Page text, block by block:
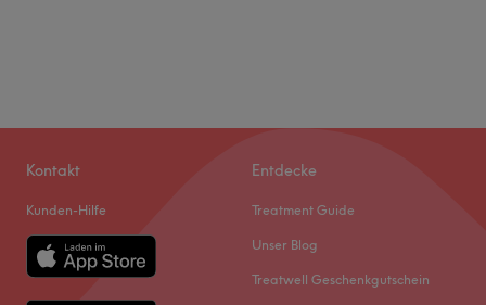
Kontakt
Kunden-Hilfe
Entdecke
Treatment Guide
Unser Blog
Treatwell Geschenkgutschein